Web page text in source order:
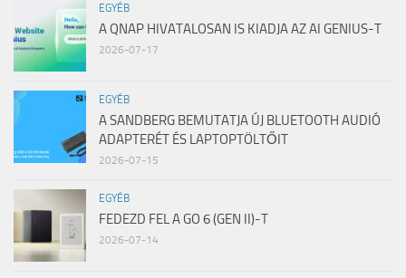
EGYÉB
A QNAP HIVATALOSAN IS KIADJA AZ AI GENIUS-T
2026-07-17
EGYÉB
A SANDBERG BEMUTATJA ÚJ BLUETOOTH AUDIÓ
ADAPTERÉT ÉS LAPTOPTÖLTŐIT
2026-07-15
EGYÉB
FEDEZD FEL A GO 6 (GEN II)-T
2026-07-14